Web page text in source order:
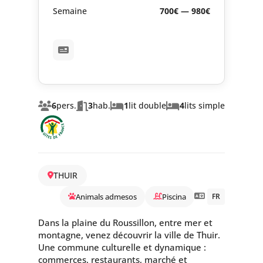
6pers. 3hab. 1lit double 4lits simple
THUIR
Animals admesos Piscina FR
Dans la plaine du Roussillon, entre mer et
montagne, venez découvrir la ville de Thuir.
Une commune culturelle et dynamique :
commerces, restaurants, marché et
Semaine 700€ — 980€